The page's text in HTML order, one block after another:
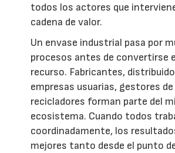
todos los actores que
cadena de valor.
Un envase industrial pasa por
procesos antes de convertirse
recurso. Fabricantes,
empresas usuarias, gestores
recicladores forman parte del
ecosistema. Cuando todos
coordinadamente, los
mejores tanto desde el punto